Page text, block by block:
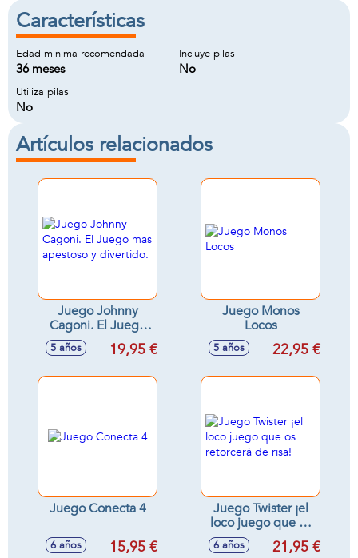
Características
Edad minima recomendada
36 meses
Incluye pilas
No
Utiliza pilas
No
Artículos relacionados
Juego Johnny
Cagoni. El Juego
mas apestoso y
divertido.
5 años 19,95 €
Juego Monos
Locos
5 años 22,95 €
Juego Conecta 4
6 años 15,95 €
Juego Twister ¡el
loco juego que os
retorcerá de risa!
6 años 21,95 €